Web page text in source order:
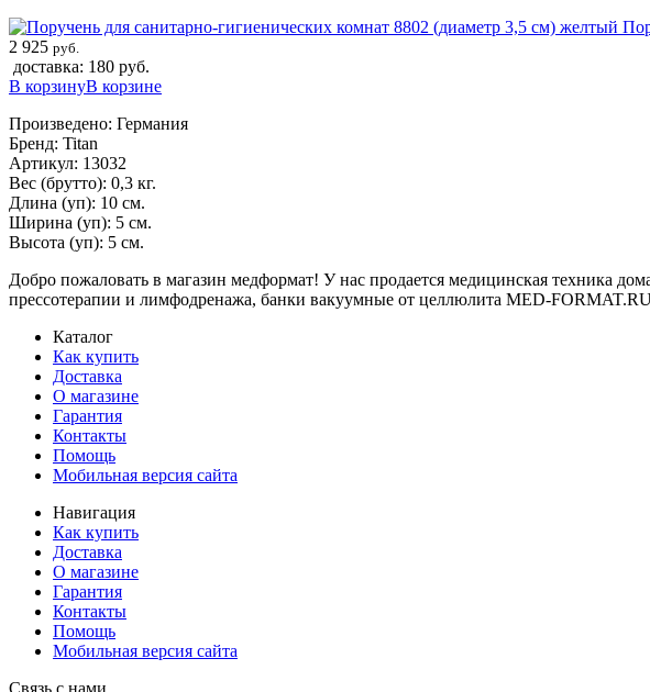
2 925 руб.
доставка: 180 руб.
В корзинуВ корзине
Произведено: Германия
Бренд: Titan
Артикул: 13032
Вес (брутто): 0,3 кг.
Длина (уп): 10 см.
Ширина (уп): 5 см.
Высота (уп): 5 см.
Добро пожаловать в магазин медформат! У нас продается медицинская техника
прессотерапии и лимфодренажа, банки вакуумные от целлюлита MED-
Каталог
Как купить
Доставка
О магазине
Гарантия
Контакты
Помощь
Мобильная версия сайта
Навигация
Как купить
Доставка
О магазине
Гарантия
Контакты
Помощь
Мобильная версия сайта
Связь с нами